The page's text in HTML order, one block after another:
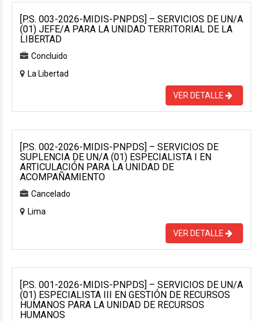
[P.S. 003-2026-MIDIS-PNPDS] – SERVICIOS DE UN/A
(01) JEFE/A PARA LA UNIDAD TERRITORIAL DE LA
LIBERTAD
Concluido
La Libertad
VER DETALLE
[P.S. 002-2026-MIDIS-PNPDS] – SERVICIOS DE
SUPLENCIA DE UN/A (01) ESPECIALISTA I EN
ARTICULACIÓN PARA LA UNIDAD DE
ACOMPAÑAMIENTO
Cancelado
Lima
VER DETALLE
[P.S. 001-2026-MIDIS-PNPDS] – SERVICIOS DE UN/A
(01) ESPECIALISTA III EN GESTIÓN DE RECURSOS
HUMANOS PARA LA UNIDAD DE RECURSOS
HUMANOS